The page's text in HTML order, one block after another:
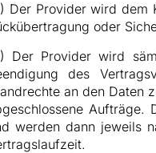
Der Provider wird dem
oder
Der Provider wird
des
an den Daten
Aufträge.
werden dann jeweils